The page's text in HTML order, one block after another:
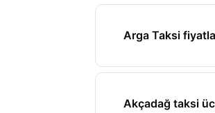
Arga Taksi
Akçadağ taksi